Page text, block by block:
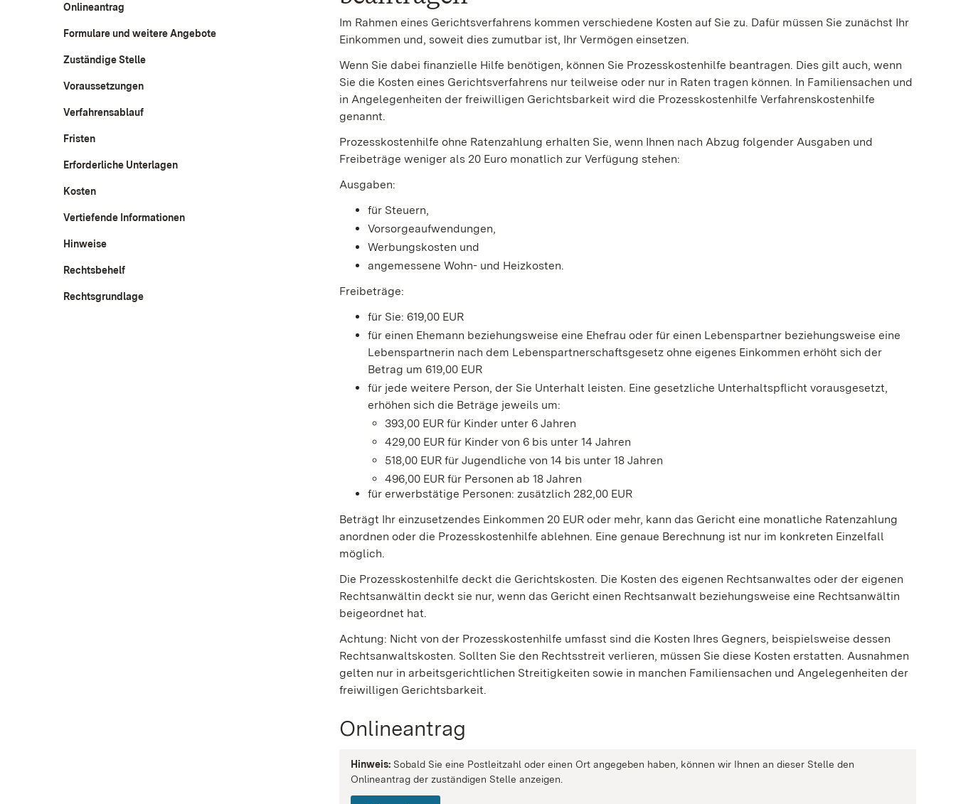
Onlineantrag
Formulare und weitere Angebote
Zuständige Stelle
Voraussetzungen
Verfahrensablauf
Fristen
Erforderliche Unterlagen
Kosten
Vertiefende Informationen
Hinweise
Rechtsbehelf
Rechtsgrundlage
Im Rahmen eines Gerichtsverfahrens kommen verschiedene Kosten auf Sie zu. Dafür müssen Sie zunächst Ihr
Einkommen und, soweit dies zumutbar ist, Ihr Vermögen einsetzen.
Wenn Sie dabei finanzielle Hilfe benötigen, können Sie Prozesskostenhilfe beantragen. Dies gilt auch, wenn
Sie die Kosten eines Gerichtsverfahrens nur teilweise oder nur in Raten tragen können. In Familiensachen und
in Angelegenheiten der freiwilligen Gerichtsbarkeit wird die Prozesskostenhilfe Verfahrenskostenhilfe
genannt.
Prozesskostenhilfe ohne Ratenzahlung erhalten Sie, wenn Ihnen nach Abzug folgender Ausgaben und
Freibeträge weniger als 20 Euro monatlich zur Verfügung stehen:
Ausgaben:
für Steuern,
Vorsorgeaufwendungen,
Werbungskosten und
angemessene Wohn- und Heizkosten.
Freibeträge:
für Sie: 619,00 EUR
für einen Ehemann beziehungsweise eine Ehefrau oder für einen Lebenspartner beziehungsweise eine
Lebenspartnerin nach dem Lebenspartnerschaftsgesetz ohne eigenes Einkommen erhöht sich der
Betrag um 619,00 EUR
für jede weitere Person, der Sie Unterhalt leisten. Eine gesetzliche Unterhaltspflicht vorausgesetzt,
erhöhen sich die Beträge jeweils um:
393,00 EUR für Kinder unter 6 Jahren
429,00 EUR für Kinder von 6 bis unter 14 Jahren
518,00 EUR für Jugendliche von 14 bis unter 18 Jahren
496,00 EUR für Personen ab 18 Jahren
für erwerbstätige Personen: zusätzlich 282,00 EUR
Beträgt Ihr einzusetzendes Einkommen 20 EUR oder mehr, kann das Gericht eine monatliche Ratenzahlung
anordnen oder die Prozesskostenhilfe ablehnen. Eine genaue Berechnung ist nur im konkreten Einzelfall
möglich.
Die Prozesskostenhilfe deckt die Gerichtskosten. Die Kosten des eigenen Rechtsanwaltes oder der eigenen
Rechtsanwältin deckt sie nur, wenn das Gericht einen Rechtsanwalt beziehungsweise eine Rechtsanwältin
beigeordnet hat.
Achtung: Nicht von der Prozesskostenhilfe umfasst sind die Kosten Ihres Gegners, beispielsweise dessen
Rechtsanwaltskosten. Sollten Sie den Rechtsstreit verlieren, müssen Sie diese Kosten erstatten.Ausnahmen
gelten nur in arbeitsgerichtlichen Streitigkeiten sowie in manchen Familiensachen und Angelegenheiten der
freiwilligen Gerichtsbarkeit.
Onlineantrag
Hinweis: Sobald Sie eine Postleitzahl oder einen Ort angegeben haben, können wir Ihnen an dieser Stelle den
Onlineantrag der zuständigen Stelle anzeigen.